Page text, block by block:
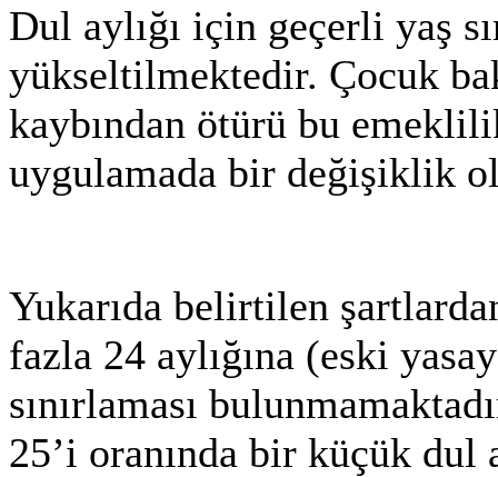
Dul aylığı için geçerli yaş
yükseltilmektedir. Çocuk
kaybından ötürü bu
uygulamada bir değişiklik
Yukarıda belirtilen
fazla 24 aylığına (eski
sınırlaması
25’i oranında bir küçük dul